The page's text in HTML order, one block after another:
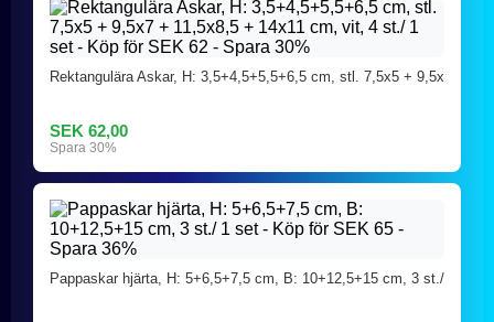
Rektangulära Askar, H: 3,5+4,5+5,5+6,5 cm, stl. 7,5x5 + 9,5x
SEK 62,00
Spara 30%
Pappaskar hjärta, H: 5+6,5+7,5 cm, B: 10+12,5+15 cm, 3 st./